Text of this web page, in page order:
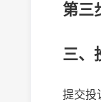
第三
三、
提交投